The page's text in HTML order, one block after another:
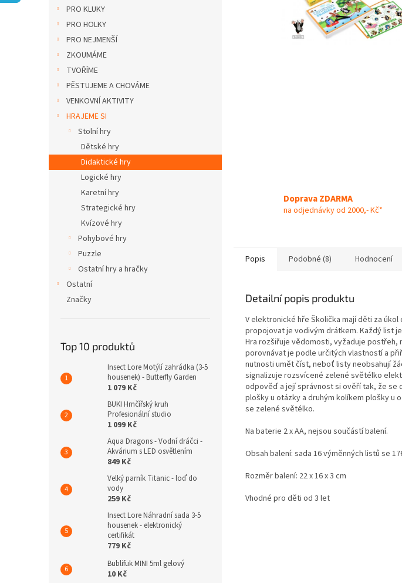
PRO KLUKY
PRO HOLKY
PRO NEJMENŠÍ
ZKOUMÁME
TVOŘÍME
PĚSTUJEME A CHOVÁME
VENKOVNÍ AKTIVITY
HRAJEME SI
Stolní hry
Dětské hry
Didaktické hry
Logické hry
Karetní hry
Strategické hry
Kvízové hry
Pohybové hry
Puzzle
Ostatní hry a hračky
Ostatní
Značky
Top 10 produktů
Insect Lore Motýlí zahrádka (3-5
housenek) - Butterfly Garden
1 079 Kč
BUKI Hrnčířský kruh
Profesionální studio
1 099 Kč
Aqua Dragons - Vodní dráčci -
Akvárium s LED osvětlením
849 Kč
Velký parník Titanic - loď do
vody
259 Kč
Insect Lore Náhradní sada 3-5
housenek - elektronický
certifikát
779 Kč
Bublifuk MINI 5ml gelový
10 Kč
Doprava ZDARMA
na odjednávky od 2000,- Kč*
Popis Podobné (8) Hodnocení
Detailní popis produktu
V elektronické hře Školička mají děti za
propojovat je vodivým drátkem. Každý list
Hra rozšiřuje vědomosti, vyžaduje
porovnávat je podle určitých vlastností a
nutnosti umět číst, neboť listy neobsahují
signalizuje rozsvícené zelené světélko
odpověď a její správnost si ověří tak, že
plošky u otázky a druhým kolíkem plošky
se zelené světélko.
Na baterie 2 x AA, nejsou součástí balení.
Obsah balení: sada 16 výměnných listů se
Rozměr balení: 22 x 16 x 3 cm
Vhodné pro děti od 3 let